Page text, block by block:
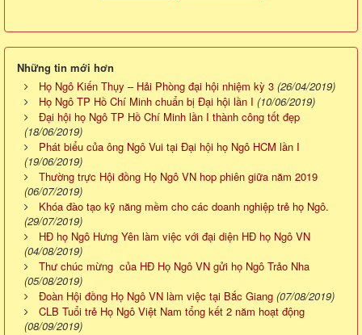
Những tin mới hơn
Họ Ngô Kiến Thụy – Hải Phòng đại hội nhiệm kỳ 3 (26/04/2019)
Họ Ngô TP Hồ Chí Minh chuẩn bị Đại hội lần I (10/06/2019)
Đại hội họ Ngô TP Hồ Chí Minh lần I thành công tốt đẹp
(18/06/2019)
Phát biểu của ông Ngô Vui tại Đại hội họ Ngô HCM lần I
(19/06/2019)
Thường trực Hội đồng Họ Ngô VN hop phiên giữa năm 2019
(06/07/2019)
Khóa đào tạo kỹ năng mềm cho các doanh nghiệp trẻ họ Ngô.
(29/07/2019)
HĐ họ Ngô Hưng Yên làm việc với đại diện HĐ họ Ngô VN
(04/08/2019)
Thư chúc mừng của HĐ Họ Ngô VN gửi họ Ngô Trảo Nha
(05/08/2019)
Đoàn Hội đồng Họ Ngô VN làm việc tại Bắc Giang (07/08/2019)
CLB Tuổi trẻ Họ Ngô Việt Nam tổng kết 2 năm hoạt động
(08/09/2019)